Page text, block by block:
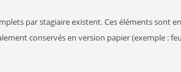
par stagiaire existent. Ces éléments sont
conservés en version papier (exemple :